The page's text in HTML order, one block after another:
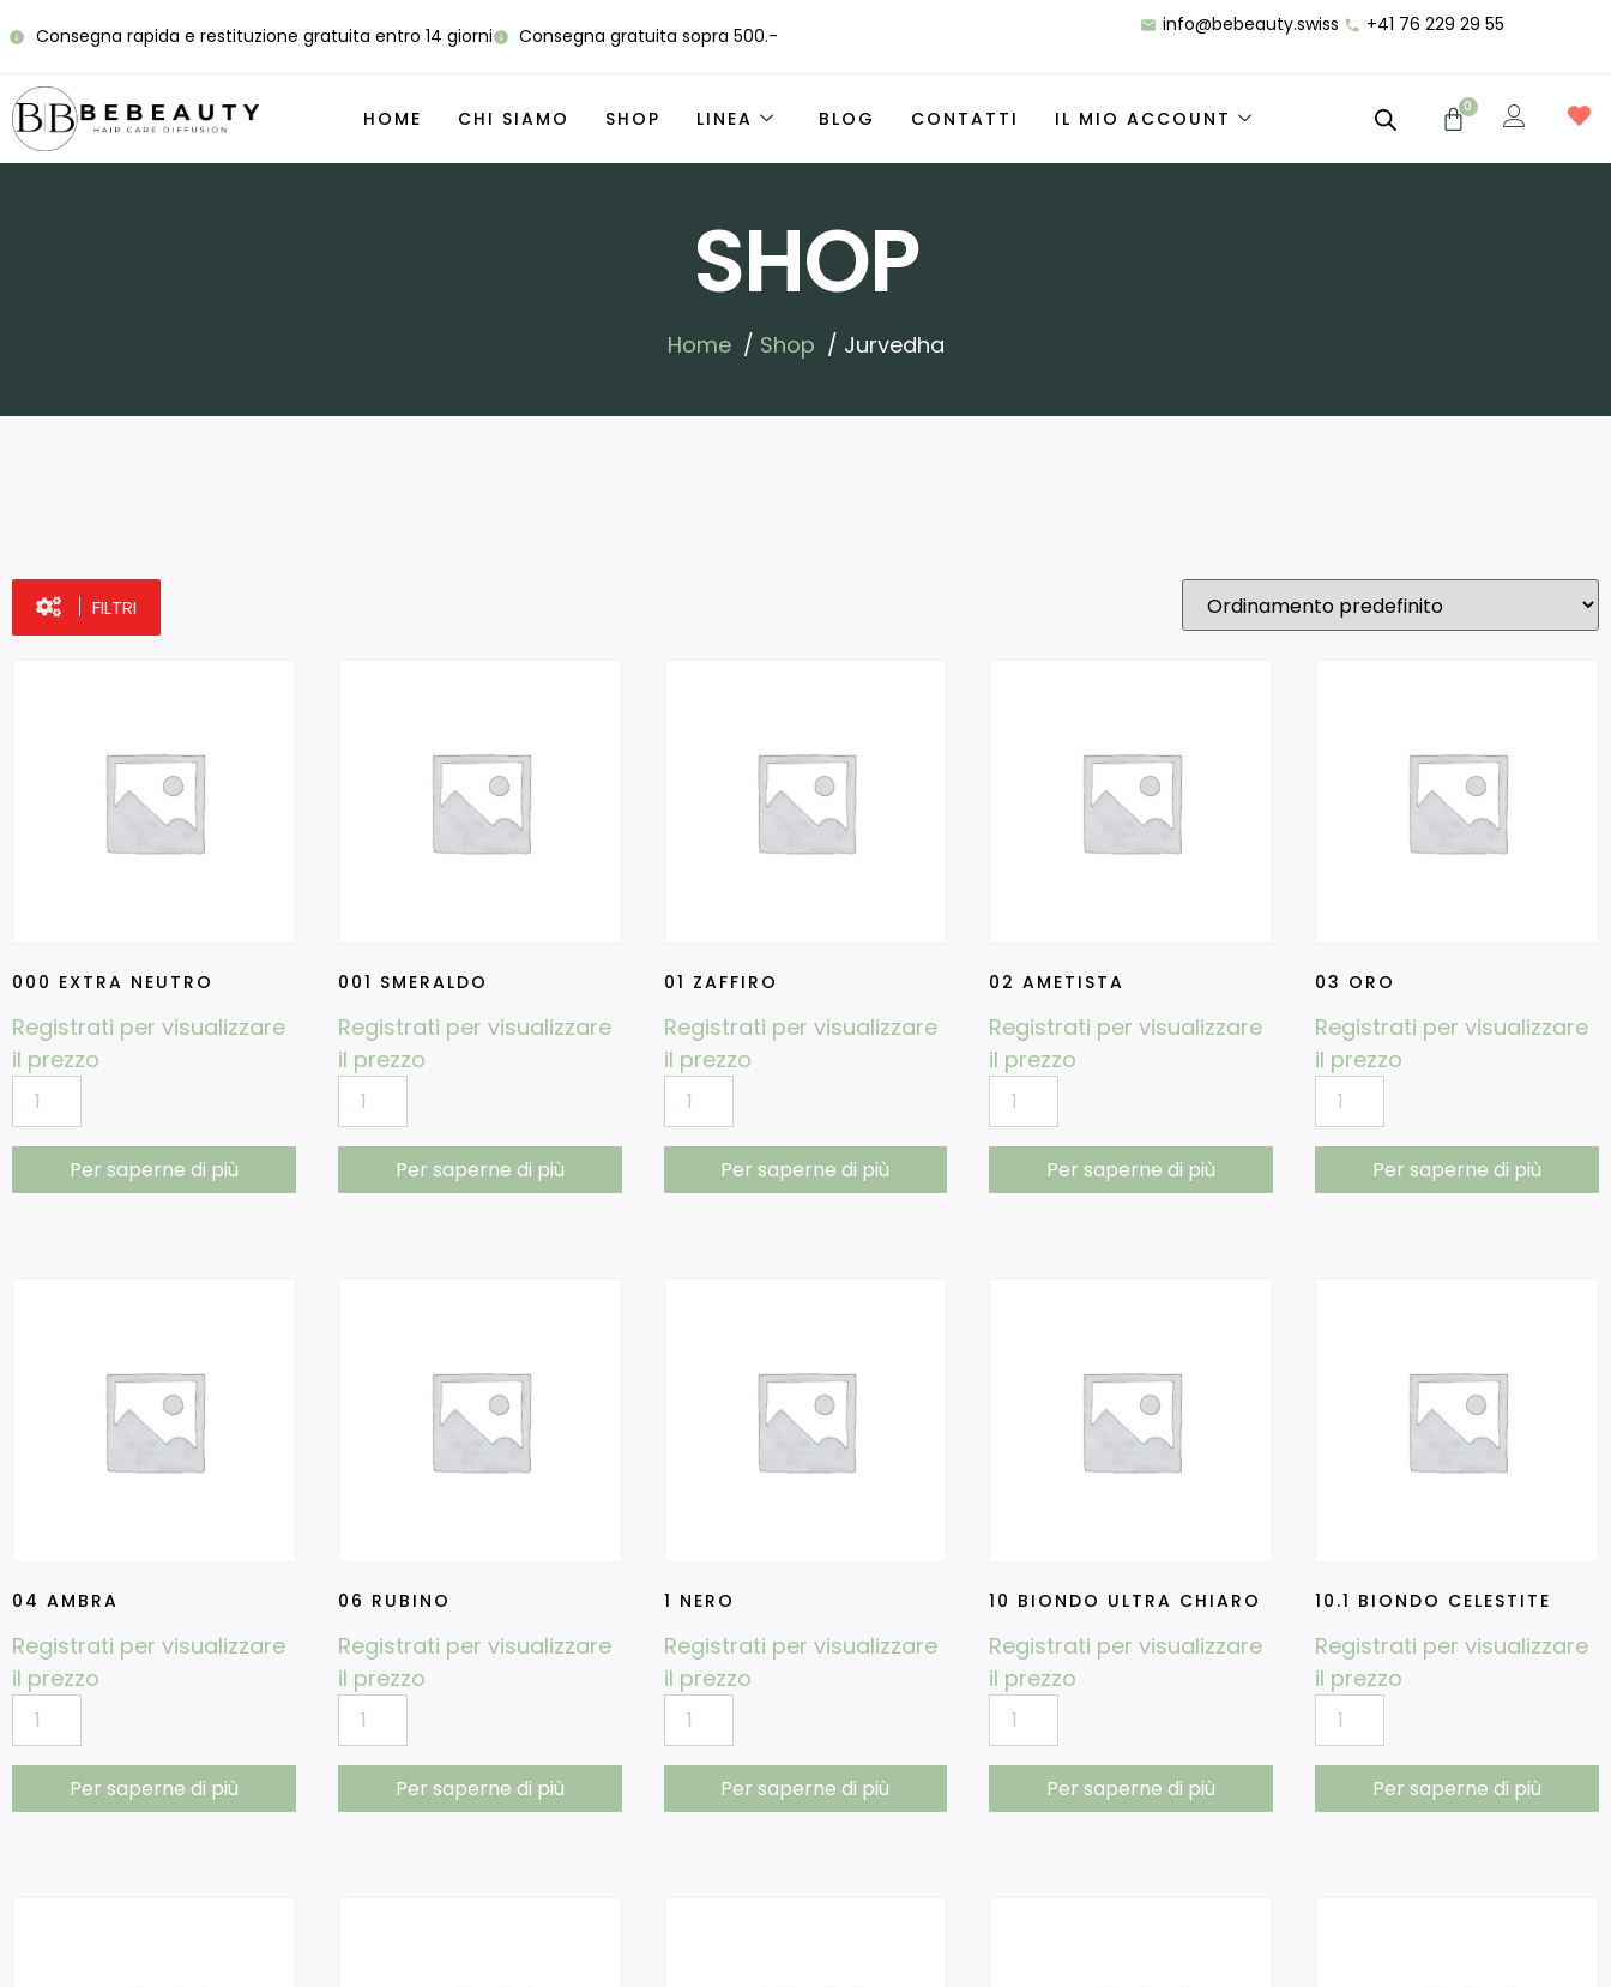
Consegna rapida e restituzione gratuita entro 14 giorni Consegna gratuita sopra 500.- info@bebeauty.swiss +41 76 229 29 55
HOME CHI SIAMO SHOP LINEA BLOG CONTATTI IL MIO ACCOUNT
0
SHOP
Home Shop Jurvedha
FILTRI
000 EXTRA NEUTRO
Registrati per visualizzare
il prezzo
Per saperne di più
001 SMERALDO
Registrati per visualizzare
il prezzo
Per saperne di più
01 ZAFFIRO
Registrati per visualizzare
il prezzo
Per saperne di più
02 AMETISTA
Registrati per visualizzare
il prezzo
Per saperne di più
03 ORO
Registrati per visualizzare
il prezzo
Per saperne di più
04 AMBRA
Registrati per visualizzare
il prezzo
Per saperne di più
06 RUBINO
Registrati per visualizzare
il prezzo
Per saperne di più
1 NERO
Registrati per visualizzare
il prezzo
Per saperne di più
10 BIONDO ULTRA CHIARO
Registrati per visualizzare
il prezzo
Per saperne di più
10.1 BIONDO CELESTITE
Registrati per visualizzare
il prezzo
Per saperne di più